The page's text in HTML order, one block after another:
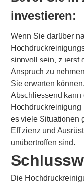
investieren:
Wenn Sie darüber
sinnvoll sein, zuerst
Anspruch zu
Sie erwarten können.
Abschliessend kann
es viele Situationen
Effizienz und
unübertroffen sind.
Die